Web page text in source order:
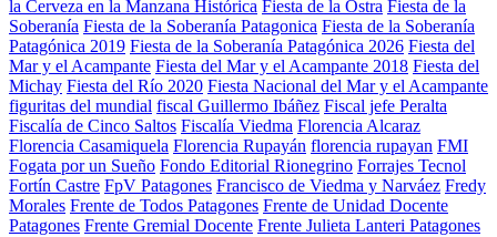
la Cerveza en la Manzana Histórica Fiesta de la Ostra Fiesta de la
Soberanía Fiesta de la Soberanía Patagonica Fiesta de la Soberanía
Patagónica 2019 Fiesta de la Soberanía Patagónica 2026 Fiesta del
Mar y el Acampante Fiesta del Mar y el Acampante 2018 Fiesta del
Michay Fiesta del Río 2020 Fiesta Nacional del Mar y el Acampante
figuritas del mundial fiscal Guillermo Ibáñez Fiscal jefe Peralta
Fiscalía de Cinco Saltos Fiscalía Viedma Florencia Alcaraz
Florencia Casamiquela Florencia Rupayán florencia rupayan FMI
Fogata por un Sueño Fondo Editorial Rionegrino Forrajes Tecnol
Fortín Castre FpV Patagones Francisco de Viedma y Narváez Fredy
Morales Frente de Todos Patagones Frente de Unidad Docente
Patagones Frente Gremial Docente Frente Julieta Lanteri Patagones